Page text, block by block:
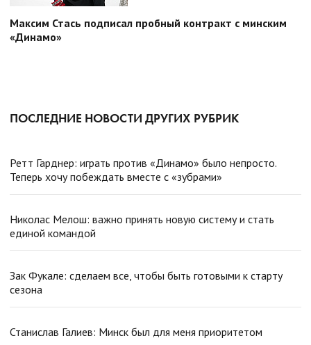
Максим Стась подписал пробный контракт с минским
«Динамо»
ПОСЛЕДНИЕ НОВОСТИ ДРУГИХ РУБРИК
Ретт Гарднер: играть против «Динамо» было непросто.
Теперь хочу побеждать вместе с «зубрами»
Николас Мелош: важно принять новую систему и стать
единой командой
Зак Фукале: сделаем все, чтобы быть готовыми к старту
сезона
Станислав Галиев: Минск был для меня приоритетом